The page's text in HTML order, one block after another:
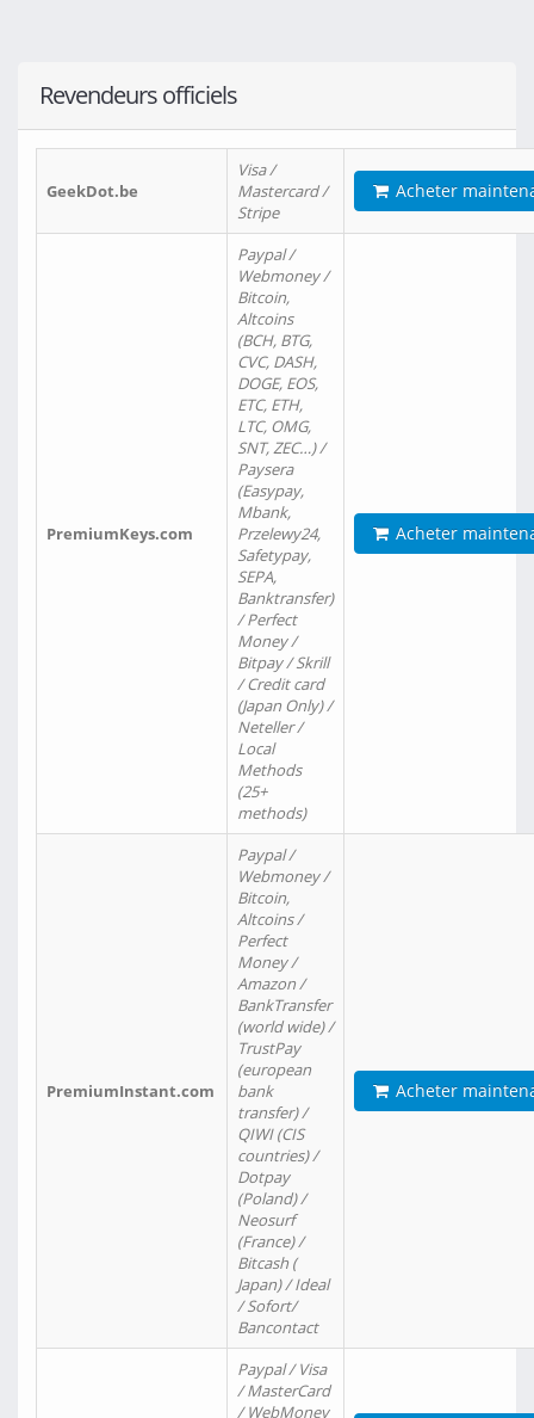
Revendeurs officiels
GeekDot.be
Visa /
Mastercard /
Stripe
Acheter
PremiumKeys.com
Paypal /
Webmoney /
Bitcoin,
Altcoins
(BCH, BTG,
CVC, DASH,
DOGE, EOS,
ETC, ETH,
LTC, OMG,
SNT, ZEC…) /
Paysera
(Easypay,
Mbank,
Przelewy24,
Safetypay,
SEPA,
Banktransfer)
/ Perfect
Money /
Bitpay / Skrill
/ Credit card
(Japan Only) /
Neteller /
Local
Methods
(25+
methods)
Acheter
PremiumInstant.com
Paypal /
Webmoney /
Bitcoin,
Altcoins /
Perfect
Money /
Amazon /
BankTransfer
(world wide) /
TrustPay
(european
bank
transfer) /
QIWI (CIS
countries) /
Dotpay
(Poland) /
Neosurf
(France) /
Bitcash (
Japan) / Ideal
/ Sofort/
Bancontact
Acheter
Paypal / Visa
/ MasterCard
/ WebMoney